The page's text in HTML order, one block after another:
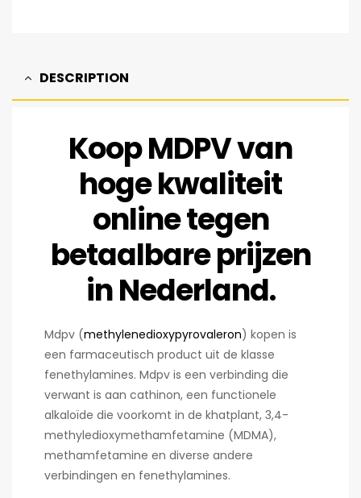
DESCRIPTION
Koop MDPV van
hoge kwaliteit
online tegen
betaalbare prijzen
in Nederland.
Mdpv (methylenedioxypyrovaleron) kopen is
een farmaceutisch product uit de klasse
fenethylamines. Mdpv is een verbinding die
verwant is aan cathinon, een functionele
alkaloïde die voorkomt in de khatplant, 3,4-
methyledioxymethamfetamine (MDMA),
methamfetamine en diverse andere
verbindingen en fenethylamines.